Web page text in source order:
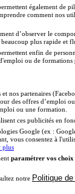
en alternance
alternance
alternance
Digital en
en alternance
en alternance
en alternance
également de
comment nos
d’observer le
plus rapide et
enfin de
ou de formations
et nos partenaires
des offres d’emploi
ou une formation.
ces publicités en
Google (ex :
vous consentez à
plus
paramétrer vos choix
notre Politique